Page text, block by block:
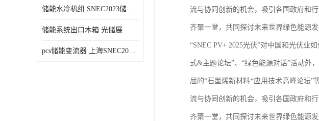
储能水冷机组 SNEC2023储能展
储能系统出口木箱 光储展
pcs储能变流器 上海SNEC2023光伏展
流与协同创新的机会，吸引各国政府和
齐聚一堂，共同探讨未来世界绿色能源发
“SNEC PV+ 2025光伏”对中国和光伏业
式&主题论坛”、“绿色能源对话”活动外
届的“石墨烯新材料*应用技术高峰论坛”
流与协同创新的机会，吸引各国政府和
齐聚一堂，共同探讨未来世界绿色能源发